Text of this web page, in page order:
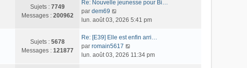
e
s
g
e
e
n
e
r
m
s
l
e
r
l
Sujets : 7749
Messages : 200962
Re: Nouvelle jeunesse pour Bi…
par dem69
o
s
u
l
lun. août 03, 2026 5:41 pm
Sujets : 5678
Messages : 121877
Re: [E39] Elle est enfin arri…
par romain5617
o
lun. août 03, 2026 11:34 pm